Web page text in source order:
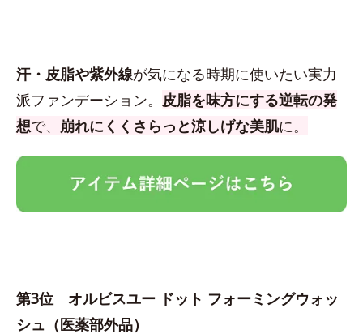
汗・皮脂や紫外線が気になる時期に使いたい実力
派ファンデーション。 皮脂を味方にする逆転の発
想で、 崩れにくくさらっと涼しげな美肌に。
第3位 オルビスユー ドット フォーミングウォッ
シュ（医薬部外品）